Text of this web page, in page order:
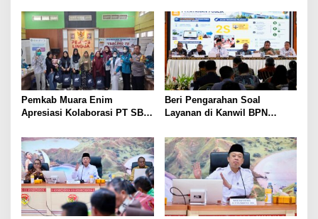
Terjadwal
Karakter dan Kepemimpinan
Siswa
Pemkab Muara Enim
Apresiasi Kolaborasi PT SBS
Warga Sekitar Tambang
Beri Pengarahan Soal
Layanan di Kanwil BPN
Nusron: Gunakan Sudut
Pandang Masyarakat